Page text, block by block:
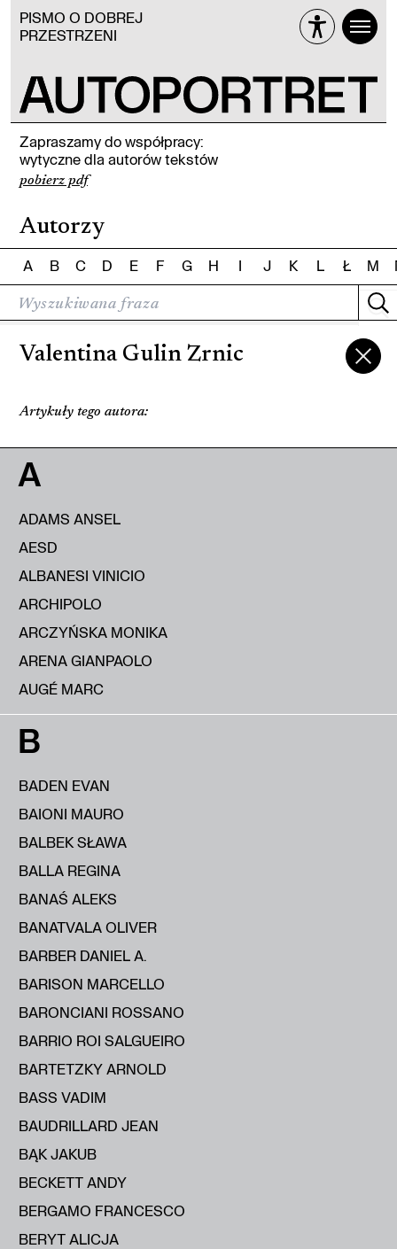
PISMO O DOBREJ
PRZESTRZENI
Zapraszamy do współpracy:
wytyczne dla autorów tekstów
pobierz pdf
Autorzy
A B C D E F G H I J K L Ł M
Valentina Gulin Zrnic
Artykuły tego autora:
A
ADAMS ANSEL
AESD
ALBANESI VINICIO
ARCHIPOLO
ARCZYŃSKA MONIKA
ARENA GIANPAOLO
AUGÉ MARC
B
BADEN EVAN
BAIONI MAURO
BALBEK SŁAWA
BALLA REGINA
BANAŚ ALEKS
BANATVALA OLIVER
BARBER DANIEL A.
BARISON MARCELLO
BARONCIANI ROSSANO
BARRIO ROI SALGUEIRO
BARTETZKY ARNOLD
BASS VADIM
BAUDRILLARD JEAN
BĄK JAKUB
BECKETT ANDY
BERGAMO FRANCESCO
BERYT ALICJA